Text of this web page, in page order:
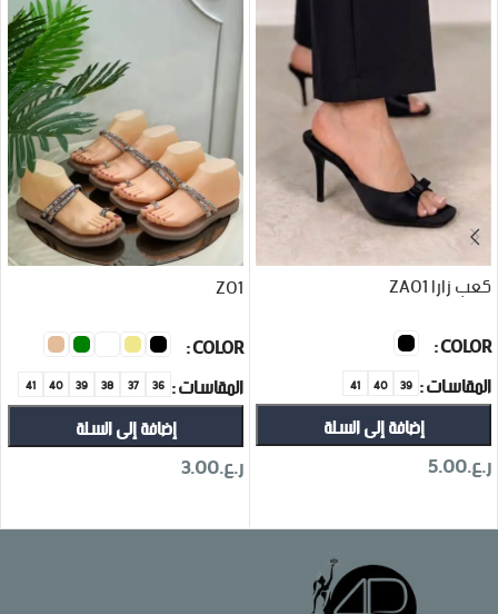
كعب زارا ZA01
COLOR
المقاسات
39
40
41
إضافة إلى السلة
ر.ع.5.00
Z01
COLOR
المقاسات
36
37
38
39
40
41
إضافة إلى السلة
ر.ع.3.00